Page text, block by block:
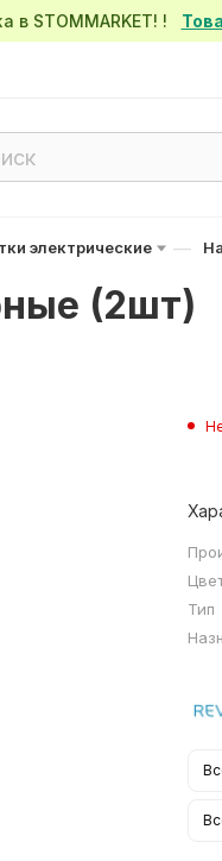
в STOMMARKET! !
электрические —
(2шт)
Тип